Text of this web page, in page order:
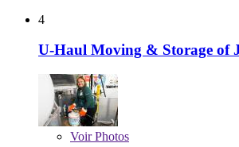
4
U-Haul Moving & Storage of
VoirPhotos